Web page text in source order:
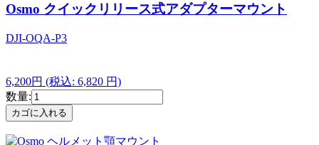
Osmo クイックリリース式アダプターマウント
DJI-OQA-P3
6,200円 (税込: 6,820 円)
数量: